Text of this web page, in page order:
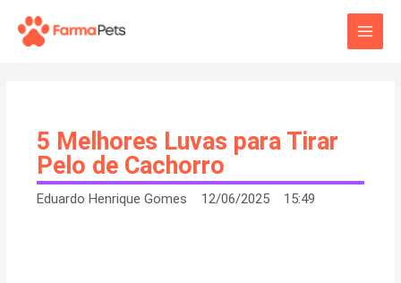
para
Main
5 Melhores Luvas para Tirar
Pelo de Cachorro
Eduardo Henrique Gomes 12/06/2025 15:49